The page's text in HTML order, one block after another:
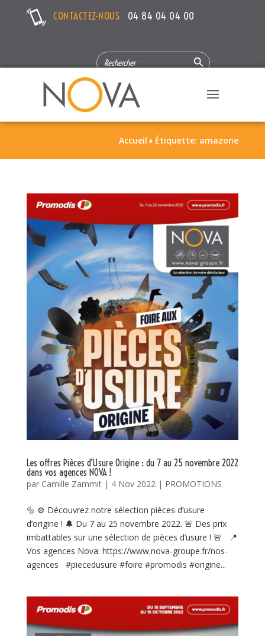
CONTACTEZ-NOUS 04 84 04 04 00
SEARCH
FOR:
Search Button
Accueil  Étiquette: amazone
Les offres Pièces d’Usure Origine : du 7 au 25 novembre 2022
dans vos agences NOVA !
par Camille Zammit| 4 Nov 2022| PROMOTIONS
🔩 ⚙ Découvrez notre sélection pièces d’usure
d’origine ! 🔔 Du 7 au 25 novembre 2022. 🚨 Des prix
imbattables sur une sélection de pièces d’usure ! 🚨 📍
Vos agences Nova: https://www.nova-groupe.fr/nos-
agences #piecedusure #foire #promodis #origine...